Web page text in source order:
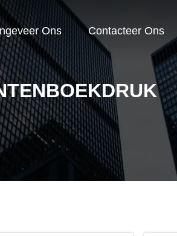
Ons Contacteer Ons